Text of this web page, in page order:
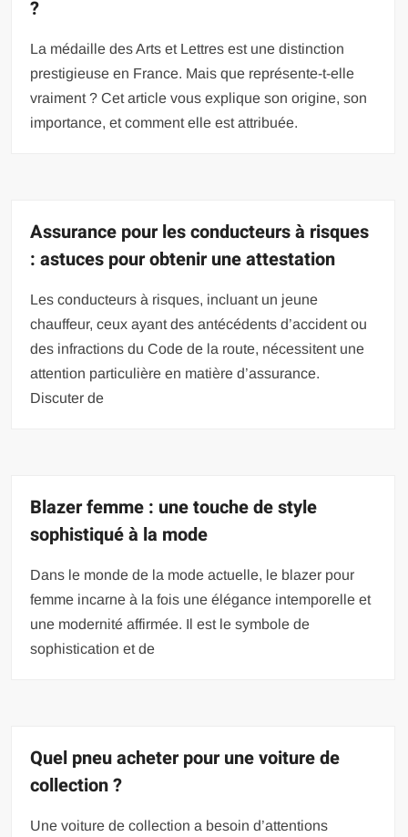
?
La médaille des Arts et Lettres est une distinction
prestigieuse en France. Mais que représente-t-elle
vraiment ? Cet article vous explique son origine, son
importance, et comment elle est attribuée.
Assurance pour les conducteurs à risques
: astuces pour obtenir une attestation
Les conducteurs à risques, incluant un jeune
chauffeur, ceux ayant des antécédents d’accident ou
des infractions du Code de la route, nécessitent une
attention particulière en matière d’assurance.
Discuter de
Blazer femme : une touche de style
sophistiqué à la mode
Dans le monde de la mode actuelle, le blazer pour
femme incarne à la fois une élégance intemporelle et
une modernité affirmée. Il est le symbole de
sophistication et de
Quel pneu acheter pour une voiture de
collection ?
Une voiture de collection a besoin d’attentions